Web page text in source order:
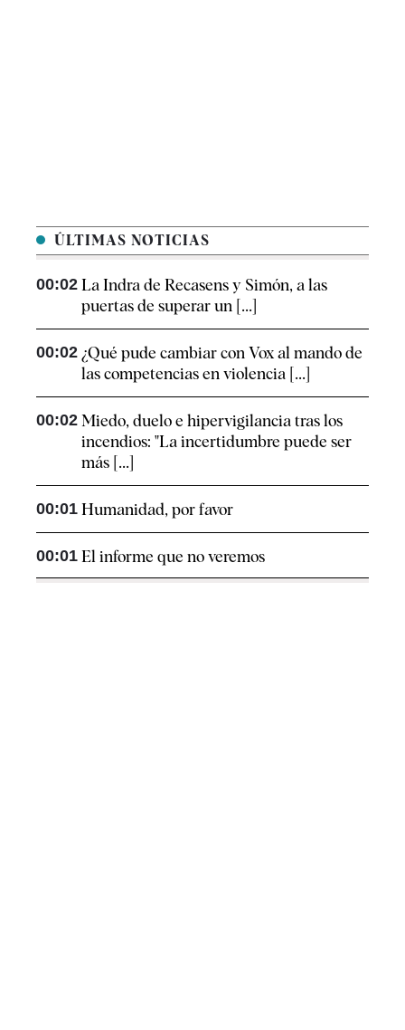
ÚLTIMAS NOTICIAS
00:02 La Indra de Recasens y Simón, a las
puertas de superar un [...]
00:02 ¿Qué pude cambiar con Vox al mando de
las competencias en violencia [...]
00:02 Miedo, duelo e hipervigilancia tras los
incendios: "La incertidumbre puede ser
más [...]
00:01 Humanidad, por favor
00:01 El informe que no veremos